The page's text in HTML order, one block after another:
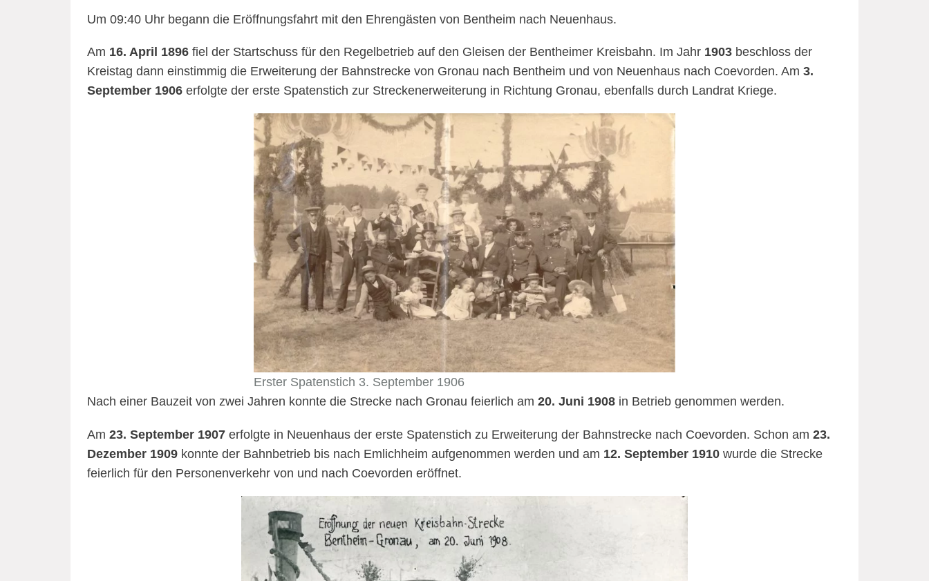
Um 09:40 Uhr begann die Eröffnungsfahrt mit den Ehrengästen von Bentheim nach Neuenhaus.
Am 16. April 1896 fiel der Startschuss für den Regelbetrieb auf den Gleisen der Bentheimer Kreisbahn. Im Jahr 1903 beschloss der
Kreistag dann einstimmig die Erweiterung der Bahnstrecke von Gronau nach Bentheim und von Neuenhaus nach Coevorden. Am 3.
September 1906 erfolgte der erste Spatenstich zur Streckenerweiterung in Richtung Gronau, ebenfalls durch Landrat Kriege.
Erster Spatenstich 3. September 1906
Nach einer Bauzeit von zwei Jahren konnte die Strecke nach Gronau feierlich am 20. Juni 1908 in Betrieb genommen werden.
Am 23. September 1907 erfolgte in Neuenhaus der erste Spatenstich zu Erweiterung der Bahnstrecke nach Coevorden. Schon am 23.
Dezember 1909 konnte der Bahnbetrieb bis nach Emlichheim aufgenommen werden und am 12. September 1910 wurde die Strecke
feierlich für den Personenverkehr von und nach Coevorden eröffnet.